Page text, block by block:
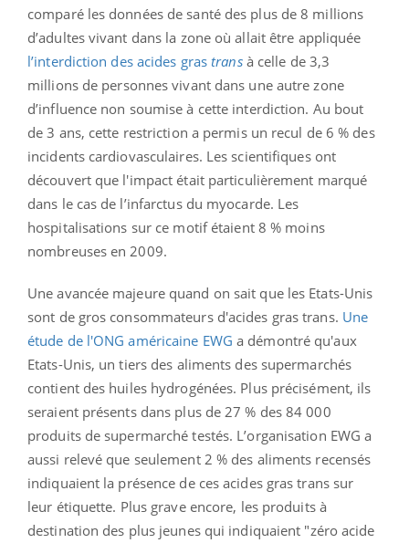
comparé les données de santé des plus de 8 millions
d’adultes vivant dans la zone où allait être appliquée
l’interdiction des acides grastransà celle de 3,3
millions de personnes vivant dans une autre zone
d’influence non soumise à cette interdiction. Au bout
de 3 ans, cette restriction a permis un recul de 6 % des
incidents cardiovasculaires. Les scientifiques ont
découvert que l'impact était particulièrement marqué
dans le cas de l’infarctus du myocarde. Les
hospitalisations sur ce motif étaient 8 % moins
nombreuses en 2009.
Une avancée majeure quand on sait que les Etats-Unis
sont de gros consommateurs d'acides gras trans. Une
étude de l'ONG américaine EWG a démontré qu'aux
Etats-Unis, un tiers des aliments des supermarchés
contient des huiles hydrogénées. Plus précisément, ils
seraient présents dans plus de 27 % des 84 000
produits de supermarché testés. L’organisation EWG a
aussi relevé que seulement 2 % des aliments recensés
indiquaient la présence de ces acides gras trans sur
leur étiquette. Plus grave encore, les produits à
destination des plus jeunes qui indiquaient "zéro acide